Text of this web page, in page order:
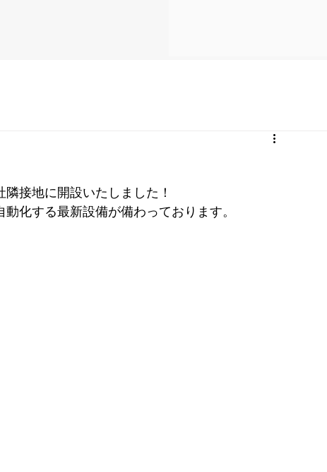
接地に開設いたしました！
化する最新設備が備わっております。